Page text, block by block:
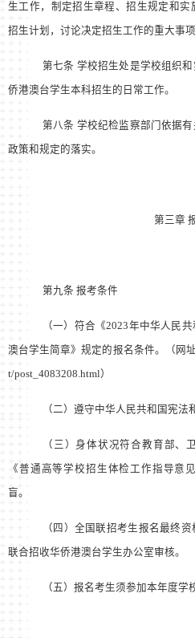
生工作，制定招生章程、招生规定和
招生计划，讨论决定招生工作的重大事项
第七条 学校招生处是学校组织
侨港澳台学生本科招生的日常工作。
第八条 学校纪检监察部门依据
政策和规定的落实。
第三章
第九条 报考条件
（一）符合《2023年中华人民
澳台学生简章》规定的报名条件。（网
t/post_4083208.html）
（二）遵守中华人民共和国宪法
（三）身体状况符合教育部、
《普通高等学校招生体检工作指导意
盲。
（四）全国联招考生报名最终
联合招收华侨港澳台学生办公室审核。
（五）报名考生须参加本年度学